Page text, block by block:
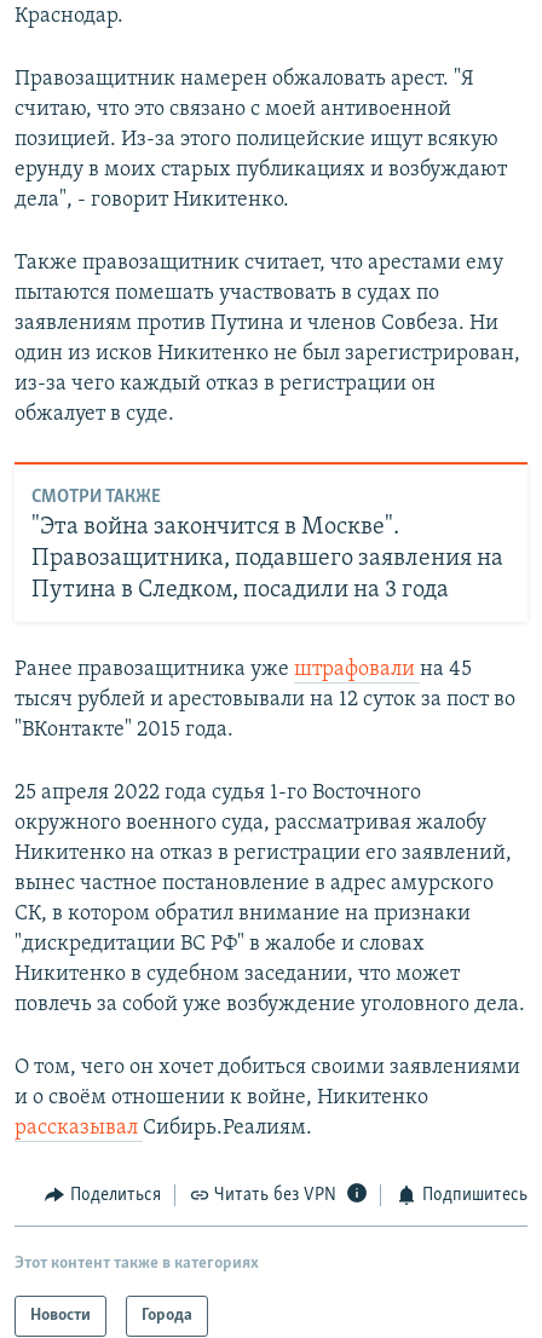
Краснодар.
Правозащитник намерен обжаловать арест. "Я
считаю, что это связано с моей антивоенной
позицией. Из-за этого полицейские ищут всякую
ерунду в моих старых публикациях и возбуждают
дела", - говорит Никитенко.
Также правозащитник считает, что арестами ему
пытаются помешать участвовать в судах по
заявлениям против Путина и членов Совбеза. Ни
один из исков Никитенко не был зарегистрирован,
из-за чего каждый отказ в регистрации он
обжалует в суде.
СМОТРИ ТАКЖЕ
"Эта война закончится в Москве".
Правозащитника, подавшего заявления на
Путина в Следком, посадили на 3 года
Ранее правозащитника уже штрафовали на 45
тысяч рублей и арестовывали на 12 суток за пост во
"ВКонтакте" 2015 года.
25 апреля 2022 года судья 1-го Восточного
окружного военного суда, рассматривая жалобу
Никитенко на отказ в регистрации его заявлений,
вынес частное постановление в адрес амурского
СК, в котором обратил внимание на признаки
"дискредитации ВС РФ" в жалобе и словах
Никитенко в судебном заседании, что может
повлечь за собой уже возбуждение уголовного дела.
О том, чего он хочет добиться своими заявлениями
и о своём отношении к войне, Никитенко
рассказывал Сибирь.Реалиям.
Поделиться Читать без VPN Подпишитесь
Этот контент также в категориях
Новости Города